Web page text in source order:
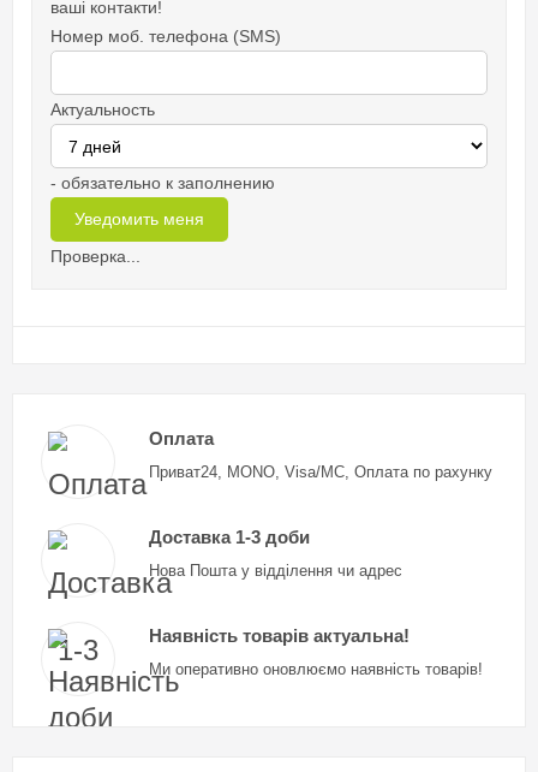
ваші контакти!
Номер моб. телефона (SMS)
Актуальность
- обязательно к заполнению
Проверка...
Оплата
Приват24, MONO, Visa/MC, Оплата по рахунку
Доставка 1-3 доби
Нова Пошта у відділення чи адрес
Наявність товарів актуальна!
Ми оперативно оновлюємо наявність товарів!